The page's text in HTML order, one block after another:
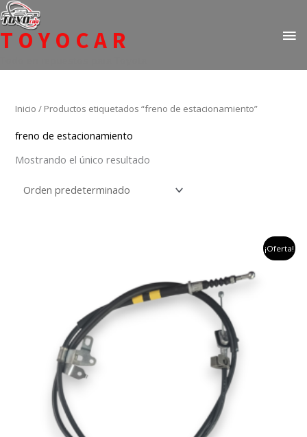
Ir
al
contenido
TOYOCAR
Inicio / Productos etiquetados “freno de estacionamiento”
freno de estacionamiento
Mostrando el único resultado
¡Oferta!
$274,790.
es:
$179,900.